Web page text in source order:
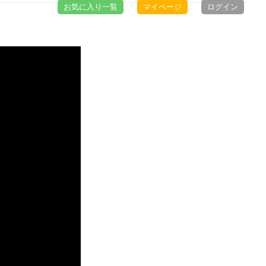
お気に入り一覧 マイページ ログイン